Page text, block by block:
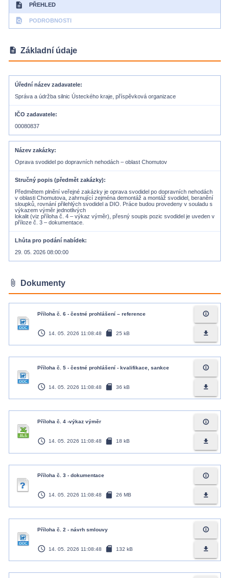
description PŘEHLED
find_in_page PODROBNOSTI
description Základní údaje
Úřední název zadavatele
Správa a údržba silnic Ústeckého kraje, příspěvková organizace
IČO zadavatele
00080837
Název zakázky
Oprava svodidel po dopravních nehodách – oblast Chomutov
Stručný popis (předmět zakázky)
Předmětem plnění veřejné zakázky je oprava svodidel po dopravních nehodách
v oblasti Chomutova, zahrnující zejména demontáž a montáž svodidel, beranění
sloupků, rovnání přilehlých svodidel a DIO. Práce budou provedeny v souladu s
výkazem výměr jednotlivých
lokalit (viz příloha č. 4 – výkaz výměr), přesný soupis pozic svodidel je uveden v
příloze č. 3 – dokumentace.
Lhůta pro podání nabídek
29. 05. 2026 08:00:00
attach_file Dokumenty
Příloha č. 6 - čestné prohlášení – reference
access_time 14. 05. 2026 11:08:48 sd_card 25 kB
info_outline
file_download
Příloha č. 5 - čestné prohlášení - kvalifikace, sankce
access_time 14. 05. 2026 11:08:48 sd_card 36 kB
info_outline
file_download
Příloha č. 4 -výkaz výměr
access_time 14. 05. 2026 11:08:48 sd_card 18 kB
info_outline
file_download
Příloha č. 3 - dokumentace
access_time 14. 05. 2026 11:08:48 sd_card 26 MB
info_outline
file_download
Příloha č. 2 - návrh smlouvy
access_time 14. 05. 2026 11:08:48 sd_card 132 kB
info_outline
file_download